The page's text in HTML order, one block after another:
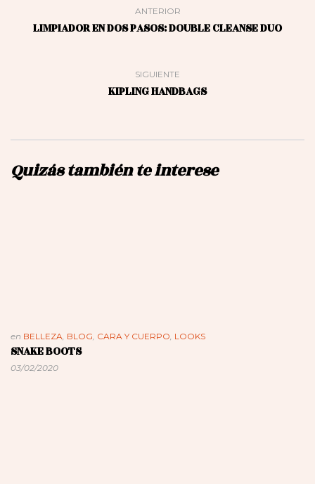
ANTERIOR
LIMPIADOR EN DOS PASOS: DOUBLE CLEANSE DUO
SIGUIENTE
KIPLING HANDBAGS
Quizás también te interese
en BELLEZA, BLOG, CARA Y CUERPO, LOOKS
SNAKE BOOTS
03/02/2020